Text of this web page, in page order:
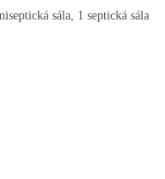
sála, 1 septická sála